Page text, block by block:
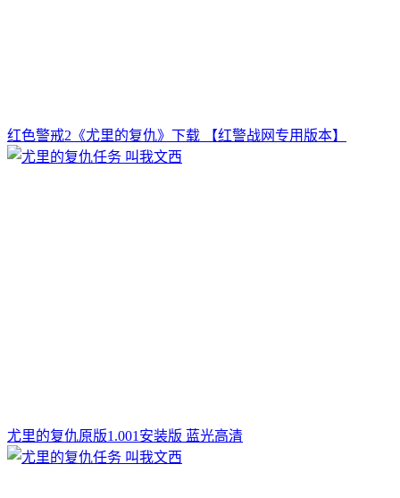
红色警戒2《尤里的复仇》下载 【红警战网专用版本】
尤里的复仇原版1.001安装版 蓝光高清